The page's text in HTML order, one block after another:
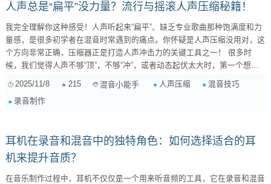
人声总是“扁平”没力量？流行与摇滚人声压缩秘籍！
我完全理解你这种感受！人声听起来“扁平”、缺乏专业歌曲那种饱满度和力
量感，是很多初学者在混音时常遇到的痛点。你怀疑是人声压缩没用对，这
个方向非常正确，压缩器正是打造人声冲击力的关键工具之一！ 很多时
候，我们觉得人声不够“顶”，不够“冲”，或者动态起伏太大时，第一个想到
的就是压缩。但压缩并非“大力出奇迹”，而是门精细的艺术。不同的音乐类
型，对人声动态处理的要求也大相径庭。今天我们就来深入聊聊，如何在流
行（Pop）和摇滚（Rock）音乐中，通过正确的压缩设置，让人声告别“扁
2025/11/8 215 混音小能手 人声压缩
混音技巧
录音制作
耳机在录音和混音中的独特角色：如何选择适合的耳
机来提升音质？
在音乐制作过程中，耳机不仅仅是一个用来听音频的工具，它在录音和混音